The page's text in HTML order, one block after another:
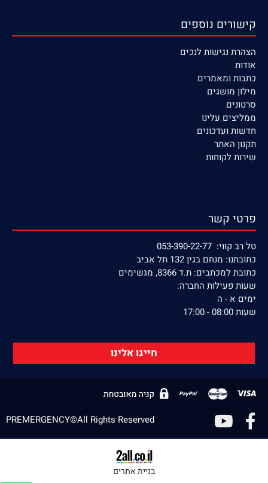
קישורים נוספים
הצהרת נגישות לנכים
אודות
כתבות ומאמרים
מילון מושגים
סרטונים
ממליצים עלינו
חדשות ועדכונים
תקנון האתר
שירות לקוחות
פרטי קשר
טל רב קווי: 053-390-22-77
כתובתנו: מנחם בגין 132 תל אביב
כתובת למכתבים: ת.ד 8366, מגשימים
שעות פעילות החברה:
ימים א - ה
שעות 08:00 - 17:00
חייגו אלינו
PREMERGENCY©All Rights Reserved
בניית אתרים